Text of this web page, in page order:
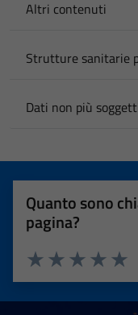
Altri contenuti
Strutture sanitarie
Dati non più
Quanto sono
pagina?
Valuta 4
Valuta 3
Valuta 2 stelle
Valuta 1 stelle su 5